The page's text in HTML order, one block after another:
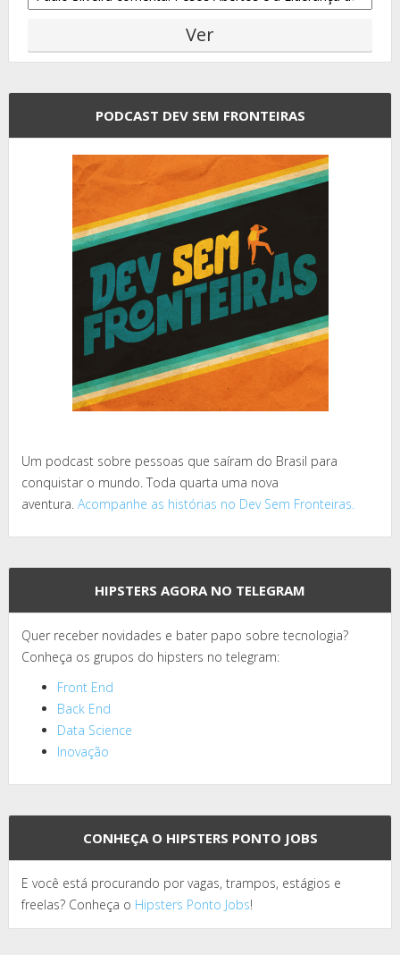
PODCAST DEV SEM FRONTEIRAS
Um podcast sobre pessoas que saíram do Brasil para
conquistar o mundo. Toda quarta uma nova
aventura. Acompanhe as histórias no Dev Sem Fronteiras.
HIPSTERS AGORA NO TELEGRAM
Quer receber novidades e bater papo sobre tecnologia?
Conheça os grupos do hipsters no telegram:
Front End
Back End
Data Science
Inovação
CONHEÇA O HIPSTERS PONTO JOBS
E você está procurando por vagas, trampos, estágios e
freelas? Conheça o Hipsters Ponto Jobs!